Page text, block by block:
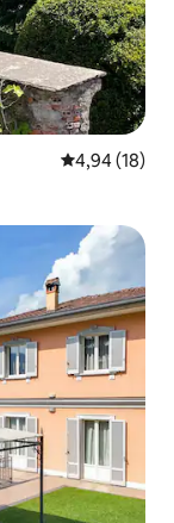
Keskmine
4,94 (18)